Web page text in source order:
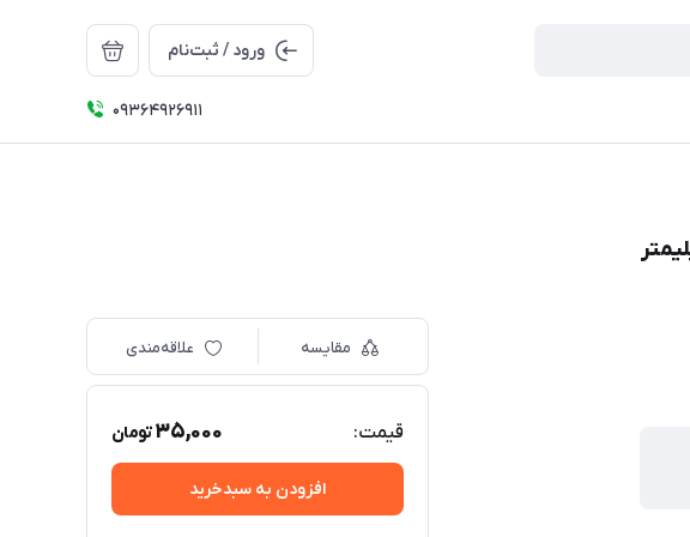
ورود / ثبت‌نام
09364926911
مقایسه علاقه‌مندی
قیمت: 35,000تومان
افزودن به سبدخرید